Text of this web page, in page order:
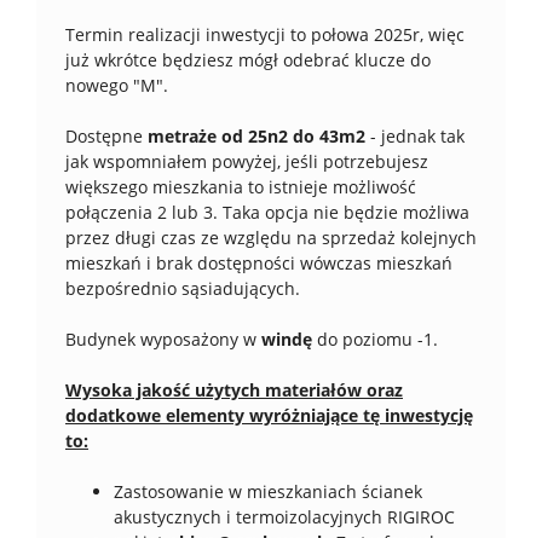
Termin realizacji inwestycji to połowa 2025r, więc
już wkrótce będziesz mógł odebrać klucze do
nowego "M".
Dostępne metraże od 25n2 do 43m2 - jednak tak
jak wspomniałem powyżej, jeśli potrzebujesz
większego mieszkania to istnieje możliwość
połączenia 2 lub 3. Taka opcja nie będzie możliwa
przez długi czas ze względu na sprzedaż kolejnych
mieszkań i brak dostępności wówczas mieszkań
bezpośrednio sąsiadujących.
Budynek wyposażony w windę do poziomu -1.
Wysoka jakość użytych materiałów oraz
dodatkowe elementy wyróżniające tę inwestycję
to:
Zastosowanie w mieszkaniach ścianek
akustycznych i termoizolacyjnych RIGIROC